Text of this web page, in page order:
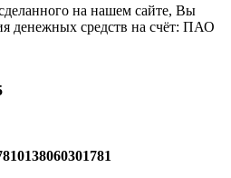
на нашем сайте, Вы
денежных средств на счёт: ПАО